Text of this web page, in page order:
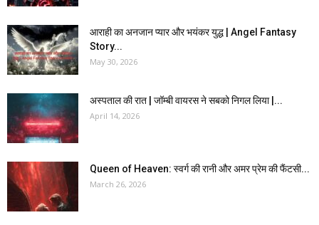
आराही का अनजान प्यार और भयंकर युद्ध | Angel Fantasy
Story...
May 30, 2026
अस्पताल की रात | जॉम्बी वायरस ने सबको निगल लिया |...
April 14, 2026
Queen of Heaven: स्वर्ग की रानी और अमर प्रेम की फैंटसी...
March 26, 2026